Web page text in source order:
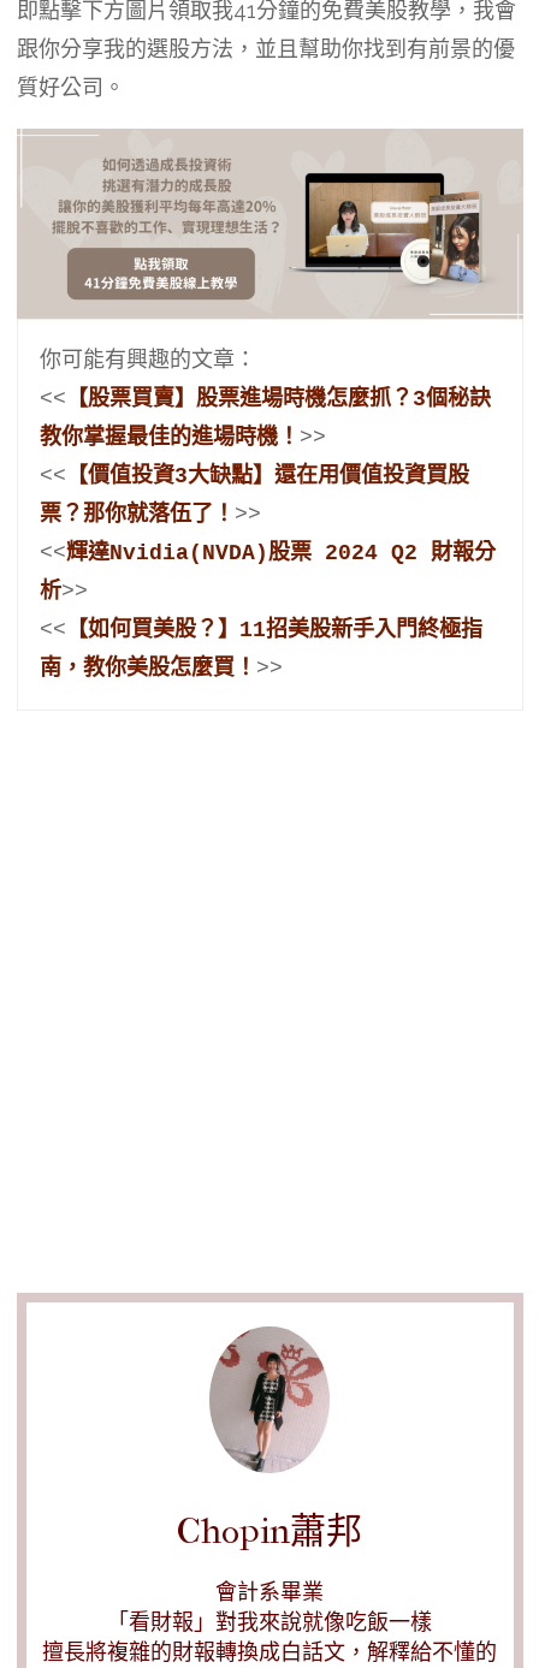
即點擊下方圖片領取我41分鐘的免費美股教學，我會
跟你分享我的選股方法，並且幫助你找到有前景的優
質好公司。
你可能有興趣的文章：
<< 【股票買賣】股票進場時機怎麼抓？3個秘訣
教你掌握最佳的進場時機！ >>
<< 【價值投資3大缺點】還在用價值投資買股
票？那你就落伍了！ >>
<<輝達Nvidia(NVDA)股票 2024 Q2 財報分
析>>
<< 【如何買美股？】11招美股新手入門終極指
南，教你美股怎麼買！ >>
Chopin蕭邦
會計系畢業
「看財報」對我來說就像吃飯一樣
擅長將複雜的財報轉換成白話文，解釋給不懂的